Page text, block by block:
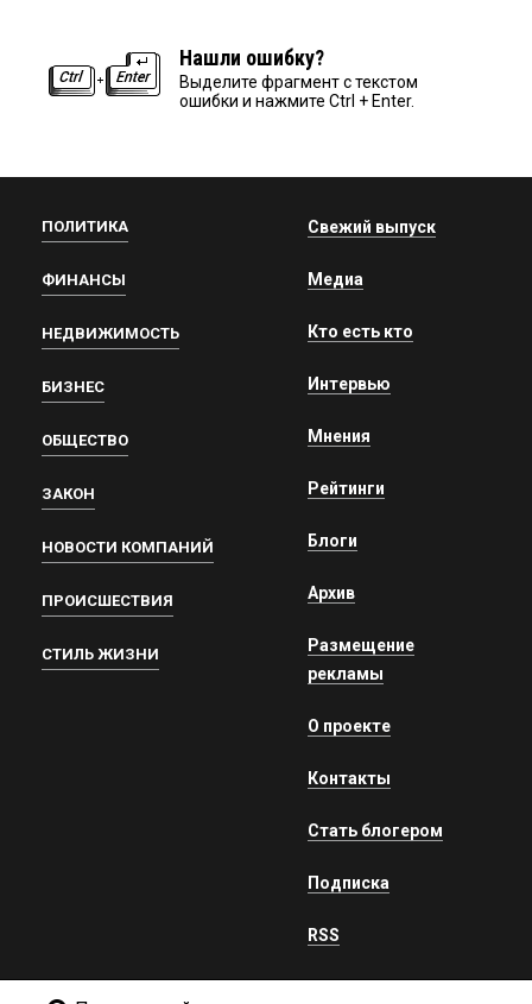
Нашли ошибку?
Выделите фрагмент с текстом
ошибки и нажмите Ctrl + Enter.
ПОЛИТИКА
ФИНАНСЫ
НЕДВИЖИМОСТЬ
БИЗНЕС
ОБЩЕСТВО
ЗАКОН
НОВОСТИ КОМПАНИЙ
ПРОИСШЕСТВИЯ
СТИЛЬ ЖИЗНИ
Свежий выпуск
Медиа
Кто есть кто
Интервью
Мнения
Рейтинги
Блоги
Архив
Размещение
рекламы
О проекте
Контакты
Стать блогером
Подписка
RSS